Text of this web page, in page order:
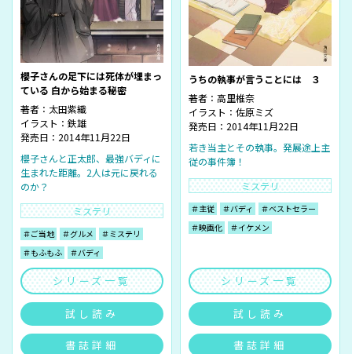
櫻子さんの足下には死体が埋まっ
ている 白から始まる秘密
著者： 太田紫織
イラスト： 鉄雄
発売日：2014年11月22日
櫻子さんと正太郎、最強バディに
生まれた距離。2人は元に戻れる
のか？
ミステリ
＃ご当地 ＃グルメ
＃ミステリ
＃もふもふ
＃バディ
シリーズ一覧
試し読み
書誌詳細
うちの執事が言うことには ３
著者： 高里椎奈
イラスト： 佐原ミズ
発売日：2014年11月22日
若き当主とその執事。発展途上主
従の事件簿！
ミステリ
＃主従 ＃バディ
＃ベストセラー
＃映画化
＃イケメン
シリーズ一覧
試し読み
書誌詳細